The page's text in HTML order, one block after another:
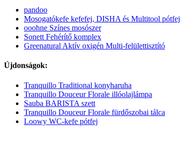
pandoo
Mosogatókefe kefefej, DISHA és Multitool pótfej
ooohne Színes mosószer
Sonett Fehérítő komplex
Greenatural Aktív oxigén Multi-felülettisztító
Újdonságok:
Tranquillo Traditional konyharuha
Tranquillo Douceur Florale illóolajlámpa
Sauba BARISTA szett
Tranquillo Douceur Florale fürdőszobai tálca
Loowy WC-kefe pótfej